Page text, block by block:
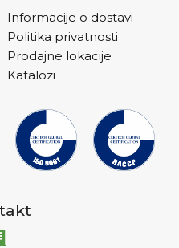
Informacije o dostavi
Politika privatnosti
Prodajne lokacije
Katalozi